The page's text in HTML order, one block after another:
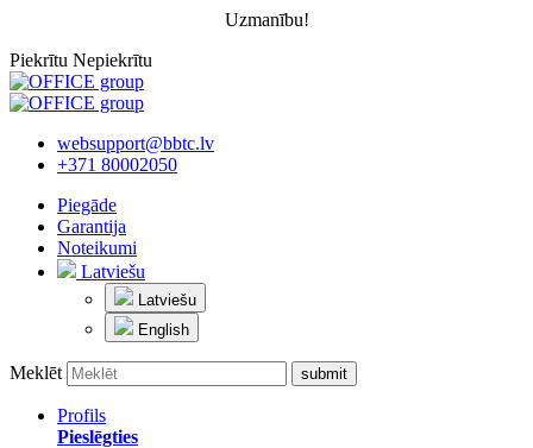
Uzmanību!
Piekrītu Nepiekrītu
websupport@bbtc.lv
+371 80002050
Piegāde
Garantija
Noteikumi
Latviešu
Latviešu
English
Meklēt
Profils
Pieslēgties